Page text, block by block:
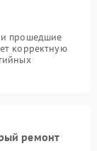
и прошедшие
корректную
ремонт